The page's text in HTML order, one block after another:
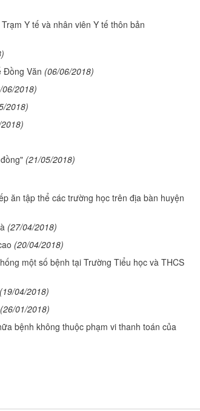
Y tế và nhân viên Y tế thôn bản
Đồng Văn (06/06/2018)
06/2018)
2018)
(21/05/2018)
ăn tập thể các trường học trên địa bàn huyện
(27/04/2018)
(20/04/2018)
một số bệnh tại Trường Tiểu học và THCS
(19/04/2018)
(26/01/2018)
bệnh không thuộc phạm vi thanh toán của